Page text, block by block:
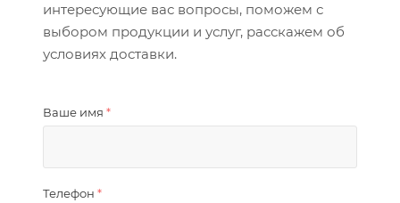
интересующие вас вопросы, поможем с
выбором продукции и услуг, расскажем об
условиях доставки.
Ваше имя *
Телефон *